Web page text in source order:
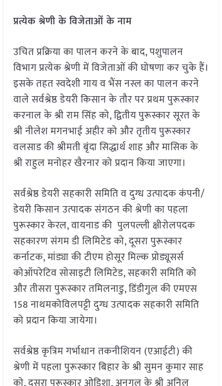
प्रत्येक श्रेणी के विजेताओं के नाम
उचित प्रक्रिया का पालन करने के बाद, पशुपालन
विभाग प्रत्येक श्रेणी में विजेताओं की घोषणा कर चुके हैं।
इसके तहत स्वदेशी गाय व भैंस नस्ल का पालन करने
वाले सर्वश्रेष्ठ डेयरी किसान के तौर पर प्रथम पुरूस्कार
करनाल के श्री राम सिंह को, द्वितीय पुरूस्कार सूरत के
श्री नीलेश मगनभाई अहीर को और तृतीय पुरूस्कार
वलसाड की श्रीमती बृंदा सिद्धार्थ शाह और मासिक के
श्री राहुल मनोहर खैरनार को प्रदान किया जाएगा।
सर्वश्रेष्ठ डेयरी सहकारी समिति व दुग्ध उत्पादक कंपनी/
डेयरी किसान उत्पादक संगठन की श्रेणी का पहला
पुरूस्कार केरल, वायनाड की पुलपल्ली क्षीरोलपदक
सहकारण संगम डी लिमिटेड को, दूसरा पुरूस्कार
कर्नाटक, मांड्या की टीएम होसूर मिल्क प्रोड्यूसर्स
कोऑपरेटिव सोसाइटी लिमिटेड, सहकारी समिति को
और तीसरा पुरूस्कार तमिलनाडु, डिंडीगुल की एमएस
158 नाथमकोविलपट्टी दुग्ध उत्पादक सहकारी समिति
को प्रदान किया जायेगा।
सर्वश्रेष्ठ कृत्रिम गर्भाधान तकनीशियन (एआईटी) की
श्रेणी में पहला पुरूस्कार बिहार के श्री सुमन कुमार साह